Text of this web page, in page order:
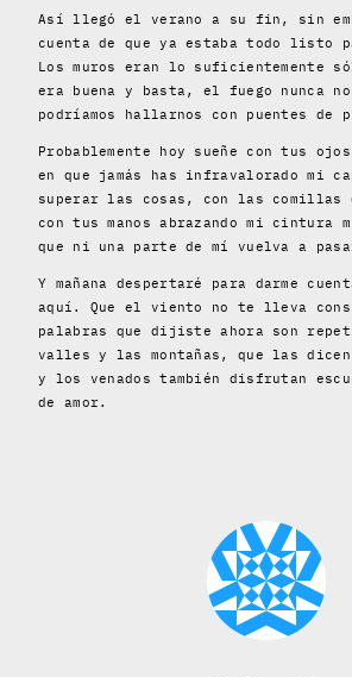
Así llegó el verano a su fin , sin
cuenta de que ya estaba todo listo
Los muros eran lo suficientemente
era buena y basta, el fuego nunca
podríamos hallarnos con puentes de
Probablemente hoy sueñe con tus ojos
en que jamás has infravalorado mi
superar las cosas, con las
con tus manos abrazando mi cintura
que ni una parte de mí vuelva a
Y mañana despertaré
para darme
aquí. Que el viento no te lleva
palabras que dijiste ahora son
valles y las montañas, que las dicen
y los venados también disfrutan
de amor.